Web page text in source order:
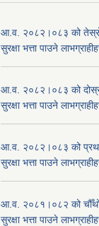
आ.व. २०८२।०८३ को तेस्रो
सुरक्षा भत्ता पाउने
आ.व. २०८२।०८३ को
सुरक्षा भत्ता पाउने
आ.व. २०८२।०८३ को
सुरक्षा भत्ता पाउने
आ.व. २०८१।०८२ को चौँथो
सुरक्षा भत्ता पाउने